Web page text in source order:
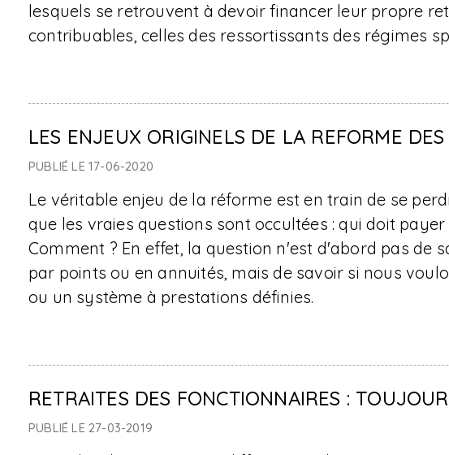
lesquels se retrouvent à devoir financer leur propre
contribuables, celles des ressortissants des régimes
LES ENJEUX ORIGINELS DE LA REFORME
PUBLIÉ LE 17-06-2020
Le véritable enjeu de la réforme est en train de se
que les vraies questions sont occultées : qui doit
Comment ? En effet, la question n'est d'abord pas de
par points ou en annuités, mais de savoir si nous
ou un système à prestations définies.
RETRAITES DES FONCTIONNAIRES :
PUBLIÉ LE 27-03-2019